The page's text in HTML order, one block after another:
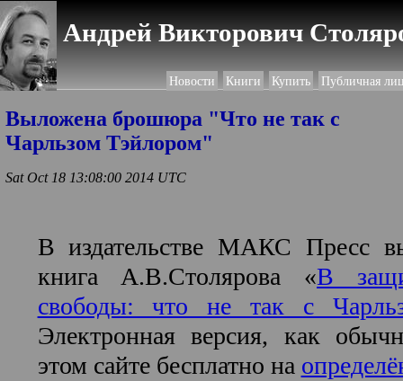
Андрей Викторович
Новости Книги Купить Публичная
Выложена брошюра "Что не так с
Чарльзом Тэйлором"
Sat Oct 18 13:08:00 2014 UTC
В издательстве МАКС Пресс
книга А.В.Столярова «В
свободы: что не так с
Электронная версия, как
этом сайте бесплатно на